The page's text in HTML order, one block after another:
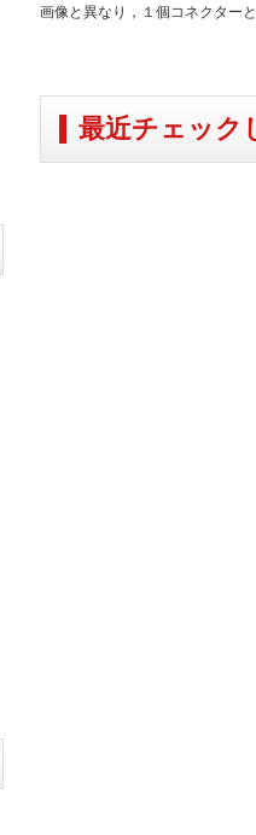
画像と異なり，１個コネクターと
最近チェック